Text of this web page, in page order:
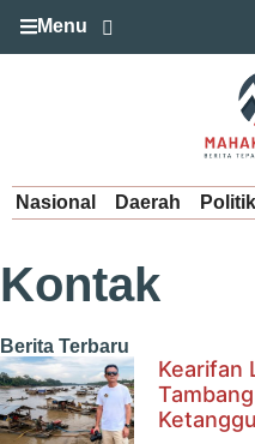
Menu
Nasional Daerah Politik
Kontak
Berita Terbaru
Kearifan